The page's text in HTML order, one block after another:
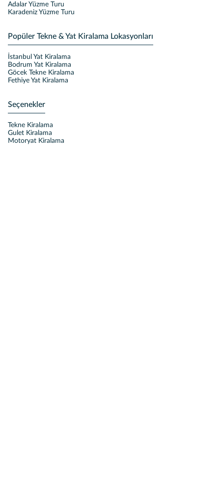
Adalar Yüzme Turu
Karadeniz Yüzme Turu
Popüler Tekne & Yat Kiralama Lokasyonları
İstanbul Yat Kiralama
Bodrum Yat Kiralama
Göcek Tekne Kiralama
Fethiye Yat Kiralama
Seçenekler
Tekne Kiralama
Gulet Kiralama
Motoryat Kiralama